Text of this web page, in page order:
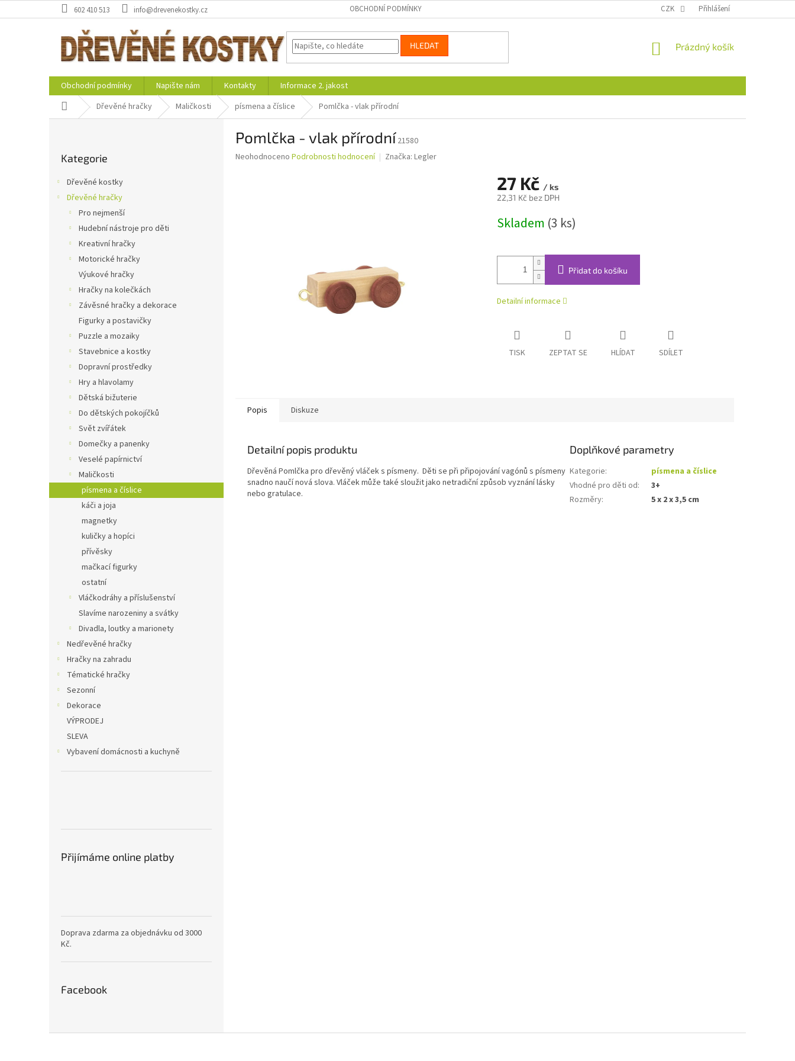
na
602 410 513 info@drevenekostky.cz OBCHODNÍ PODMÍNKY CZK Přihlášení
HLEDAT
NÁKUPNÍ
Prázdný košík
Obchodní podmínky Napište nám Kontakty
Informace 2. jakost
Domů Dřevěné hračky Maličkosti písmena a číslice Pomlčka - vlak přírodní
kategorie
Kategorie
Dřevěné kostky
Dřevěné hračky
Pro nejmenší
Hudební nástroje pro děti
Kreativní hračky
Motorické hračky
Výukové hračky
Hračky na kolečkách
Závěsné hračky a dekorace
Figurky a postavičky
Puzzle a mozaiky
Stavebnice a kostky
Dopravní prostředky
Hry a hlavolamy
Dětská bižuterie
Do dětských pokojíčků
Svět zvířátek
Domečky a panenky
Veselé papírnictví
Maličkosti
písmena a číslice
káči a joja
magnetky
kuličky a hopíci
přívěsky
mačkací figurky
ostatní
Vláčkodráhy a příslušenství
Slavíme narozeniny a svátky
Divadla, loutky a marionety
Nedřevěné hračky
Hračky na zahradu
Tématické hračky
Sezonní
Dekorace
VÝPRODEJ
SLEVA
Vybavení domácnosti a kuchyně
Přijímáme online platby
Doprava zdarma za objednávku od 3000
Kč.
Facebook
Pomlčka - vlak přírodní 21580
Průměrné
Neohodnoceno Podrobnosti hodnocení Značka: Legler
27 Kč / ks
22,31 Kč bez DPH
cena:
Skladem (3 ks)
Přidat do košíku
Detailní informace
TISK ZEPTAT SE HLÍDAT SDÍLET
Popis Diskuze
Detailní popis produktu
Dřevěná Pomlčka pro dřevěný vláček s písmeny. Děti se při připojování vagónů s písmeny
snadno naučí nová slova. Vláček může také sloužit jako netradiční způsob vyznání lásky
nebo gratulace.
Doplňkové parametry
Kategorie:
písmena a číslice
Vhodné pro děti od:
3+
Rozměry: 5 x 2 x 3,5 cm